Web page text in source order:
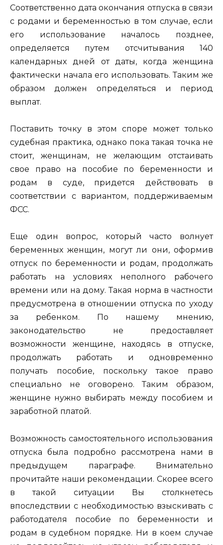
Соответственно дата окончания отпуска в связи
с родами и беременностью в том случае, если
его использование началось позднее,
определяется путем отсчитывания 140
календарных дней от даты, когда женщина
фактически начала его использовать. Таким же
образом должен определяться и период
выплат.
Поставить точку в этом споре может только
судебная практика, однако пока такая точка не
стоит, женщинам, не желающим отстаивать
свое право на пособие по беременности и
родам в суде, придется действовать в
соответствии с вариантом, поддерживаемым
ФСС.
Еще один вопрос, который часто волнует
беременных женщин, могут ли они, оформив
отпуск по беременности и родам, продолжать
работать на условиях неполного рабочего
времени или на дому. Такая норма в частности
предусмотрена в отношении отпуска по уходу
за ребенком. По нашему мнению,
законодательство не предоставляет
возможности женщине, находясь в отпуске,
продолжать работать и одновременно
получать пособие, поскольку такое право
специально не оговорено. Таким образом,
женщине нужно выбирать между пособием и
заработной платой.
Возможность самостоятельного использования
отпуска была подробно рассмотрена нами в
предыдущем параграфе. Внимательно
прочитайте наши рекомендации. Скорее всего
в такой ситуации Вы столкнетесь
впоследствии с необходимостью взыскивать с
работодателя пособие по беременности и
родам в судебном порядке. Ни в коем случае